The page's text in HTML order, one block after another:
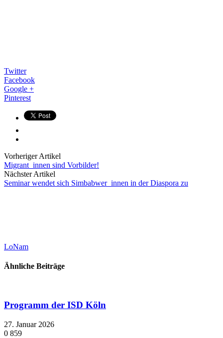
Twitter
Facebook
Google +
Pinterest
Vorheriger Artikel
Migrant_innen sind Vorbilder!
Nächster Artikel
Seminar wendet sich Simbabwer_innen in der Diaspora zu
LoNam
Ähnliche Beiträge
Programm der ISD Köln
27. Januar 2026
0 859